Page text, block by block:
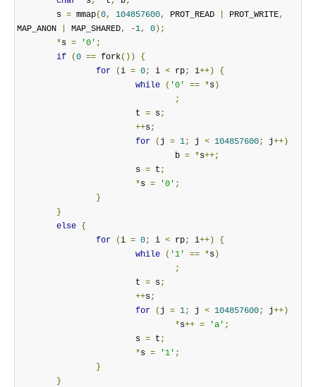
        s
= mmap(0, 104857600, PROT_READ PROT_WRITE,
MAP_ANON
MAP_SHARED, -1, 0 );
*s = '0' ;
if
(0 == fork())
{
for
(i = 0; i < rp; i++)
{
while
( '0' == *s )
;
                        t
= s;
++s;
for
( j = 1; j < 104857600; j++)
                                b
= *s++;
                        s
= t ;
*s = '0' ;
}
}
else {
for
(i = 0; i < rp; i++)
{
while
( '1' == *s )
;
                        t
= s;
++s;
for
( j = 1; j < 104857600; j++)
*s++ = 'a' ;
                        s
= t ;
*s = '1' ;
}
}